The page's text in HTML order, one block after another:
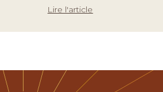
Lire l'article